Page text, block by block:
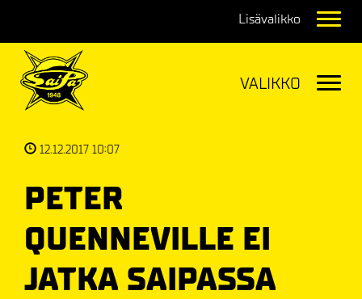
12.12.2017 10:07
PETER
QUENNEVILLE EI
JATKA SAIPASSA